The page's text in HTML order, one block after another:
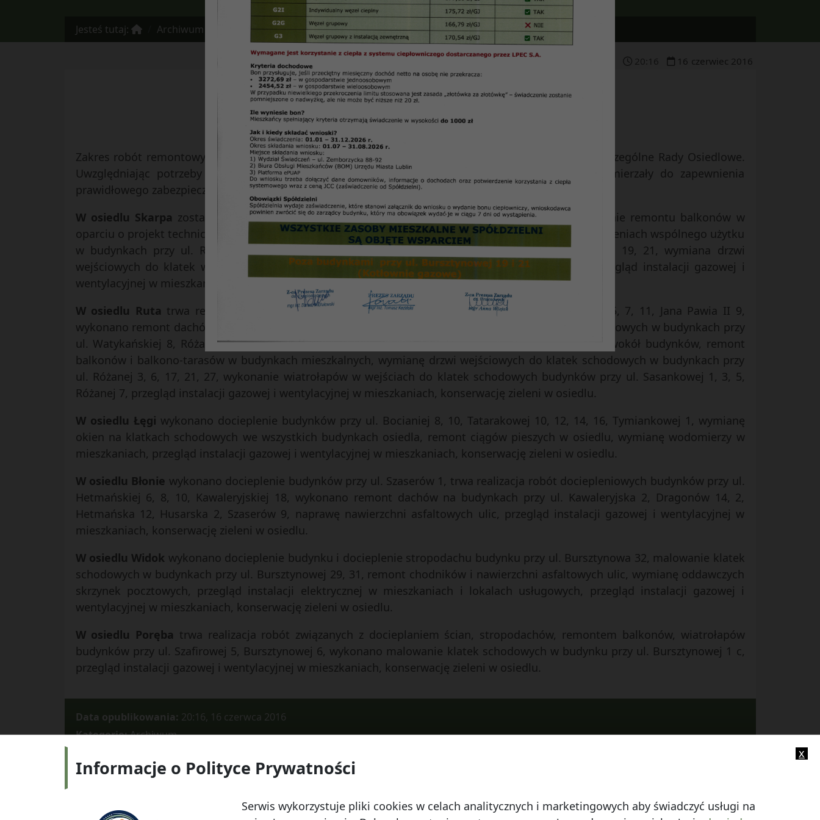
Jesteś tutaj: Archiwum NR. 30 – grudzień 2007 – Realizacja remontów
20 16 16 czerwiec 2016
REALIZACJA REMONTÓW
Zakres robót remontowych w 2007 roku wykonywany był w oparciu o plany zatwierdzone przez poszczególne Rady Osiedlowe.
Uwzględniając potrzeby a przede wszystkim możliwości finansowe, wszystkie podjęte działania zmierzały do zapewnienia
prawidłowego zabezpieczenia stanu technicznego i estetycznego istniejących obiektów budowlanych.
W osiedlu Skarpa została wykonana naprawa chodników oraz nawierzchnie asfaltowe ulic, wykonanie remontu balkonów w
oparciu o projekt techniczny w budynkach przy ul. Gościnnej 5, 7, 9, 11, 13, wymiana okien w pomieszczeniach wspólnego użytku
w budynkach przy ul. Radości 14, Sympatyczna 2, 4, Romantyczna 12, 10, 8, Fantastyczna 11, 17, 19, 21, wymiana drzwi
wejściowych do klatek w budynkach mieszkalnych, wymiana oddawczych skrzynek pocztowych, przegląd instalacji gazowej i
wentylacyjnej w mieszkaniach, konserwację zieleni w osiedlu.
W osiedlu Ruta trwa realizacja robót związanych z docieplaniem budynków przy ul. Dziewanny 1, 5, 7, 11, Jana Pawia II 9,
wykonano remont dachów na budynkach przy ul. Stokrotki 8, Watykańskiej 10, malowanie klatek schodowych w budynkach przy
ul. Watykańskiej 8, Różanej 14, remont chodników oraz nawierzchni asfaltowych, schodów, opasek wokół budynków, remont
balkonów i balkono-tarasów w budynkach mieszkalnych, wymianę drzwi wejściowych do klatek schodowych w budynkach przy
ul. Różanej 3, 6, 17, 21, 27, wykonanie wiatrołapów w wejściach do klatek schodowych budynków przy ul. Sasankowej 1, 3, 5,
Różanej 7, przegląd instalacji gazowej i wentylacyjnej w mieszkaniach, konserwację zieleni w osiedlu.
W osiedlu Łęgi wykonano docieplenie budynków przy ul. Bocianiej 8, 10, Tatarakowej 10, 12, 14, 16, Tymiankowej 1, wymianę
okien na klatkach schodowych we wszystkich budynkach osiedla, remont ciągów pieszych w osiedlu, wymianę wodomierzy w
mieszkaniach, przegląd instalacji gazowej i wentylacyjnej w mieszkaniach, konserwację zieleni w osiedlu.
W osiedlu Błonie wykonano docieplenie budynków przy ul. Szaserów 1, trwa realizacja robót dociepleniowych budynków przy ul.
Hetmańskiej 6, 8, 10, Kawaleryjskiej 18, wykonano remont dachów na budynkach przy ul. Kawaleryjska 2, Dragonów 14, 2,
Hetmańska 12, Husarska 2, Szaserów 9, naprawę nawierzchni asfaltowych ulic, przegląd instalacji gazowej i wentylacyjnej w
mieszkaniach, konserwację zieleni w osiedlu.
W osiedlu Widok wykonano docieplenie budynku i docieplenie stropodachu budynku przy ul. Bursztynowa 32, malowanie klatek
schodowych w budynkach przy ul. Bursztynowej 29, 31, remont chodników i nawierzchni asfaltowych ulic, wymianę oddawczych
skrzynek pocztowych, przegląd instalacji elektrycznej w mieszkaniach i lokalach usługowych, przegląd instalacji gazowej i
wentylacyjnej w mieszkaniach, konserwację zieleni w osiedlu.
W osiedlu Poręba trwa realizacja robót związanych z docieplaniem ścian, stropodachów, remontem balkonów, wiatrołapów
budynków przy ul. Szafirowej 5, Bursztynowej 6, wykonano malowanie klatek schodowych w budynku przy ul. Bursztynowej 1 c,
przegląd instalacji gazowej i wentylacyjnej w mieszkaniach, konserwację zieleni w osiedlu.
Data opublikowania: 20:16, 16 czerwca 2016
Kategorie:Archiwum
x
Informacje o Polityce Prywatności
Serwis wykorzystuje pliki cookies w celach analitycznych i marketingowych aby świadczyć usługi na